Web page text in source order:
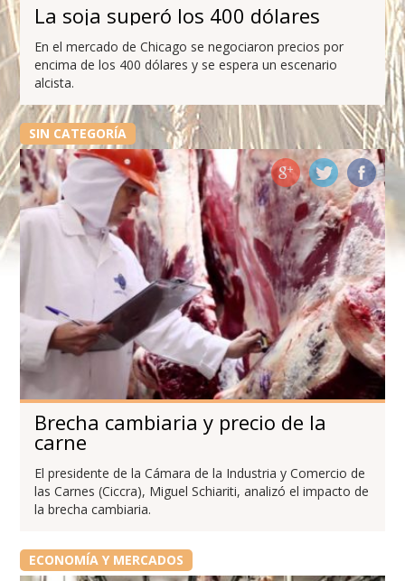
La soja superó los 400 dólares
En el mercado de Chicago se negociaron precios por
encima de los 400 dólares y se espera un escenario
alcista.
SIN CATEGORÍA
Brecha cambiaria y precio de la
carne
El presidente de la Cámara de la Industria y Comercio de
las Carnes (Ciccra), Miguel Schiariti, analizó el impacto de
la brecha cambiaria.
ECONOMÍA Y MERCADOS